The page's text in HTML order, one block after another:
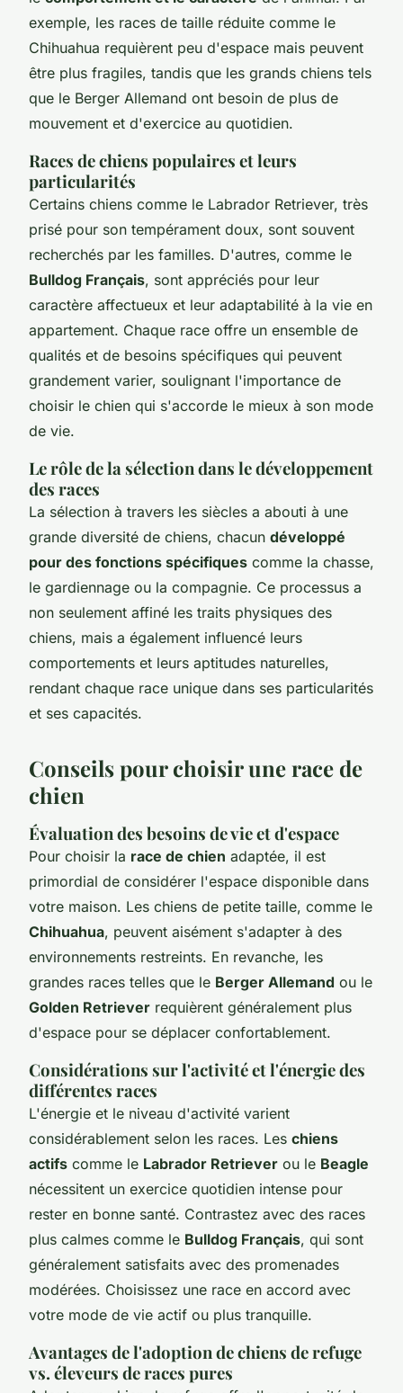
exemple, les races de taille réduite comme le
Chihuahua requièrent peu d'espace mais peuvent
être plus fragiles, tandis que les grands chiens tels
que le Berger Allemand ont besoin de plus de
mouvement et d'exercice au quotidien.
Races de chiens populaires et leurs
particularités
Certains chiens comme le Labrador Retriever, très
prisé pour son tempérament doux, sont souvent
recherchés par les familles. D'autres, comme le
Bulldog Français, sont appréciés pour leur
caractère affectueux et leur adaptabilité à la vie en
appartement. Chaque race offre un ensemble de
qualités et de besoins spécifiques qui peuvent
grandement varier, soulignant l'importance de
choisir le chien qui s'accorde le mieux à son mode
de vie.
Le rôle de la sélection dans le développement
des races
La sélection à travers les siècles a abouti à une
grande diversité de chiens, chacun développé
pour des fonctions spécifiques comme la chasse,
le gardiennage ou la compagnie. Ce processus a
non seulement affiné les traits physiques des
chiens, mais a également influencé leurs
comportements et leurs aptitudes naturelles,
rendant chaque race unique dans ses particularités
et ses capacités.
Conseils pour choisir une race de
chien
Évaluation des besoins de vie et d'espace
Pour choisir la race de chien adaptée, il est
primordial de considérer l'espace disponible dans
votre maison. Les chiens de petite taille, comme le
Chihuahua, peuvent aisément s'adapter à des
environnements restreints. En revanche, les
grandes races telles que le Berger Allemand ou le
Golden Retriever requièrent généralement plus
d'espace pour se déplacer confortablement.
Considérations sur l'activité et l'énergie des
différentes races
L'énergie et le niveau d'activité varient
considérablement selon les races. Les chiens
actifs comme le Labrador Retriever ou le Beagle
nécessitent un exercice quotidien intense pour
rester en bonne santé. Contrastez avec des races
plus calmes comme le Bulldog Français, qui sont
généralement satisfaits avec des promenades
modérées. Choisissez une race en accord avec
votre mode de vie actif ou plus tranquille.
Avantages de l'adoption de chiens de refuge
vs. éleveurs de races pures